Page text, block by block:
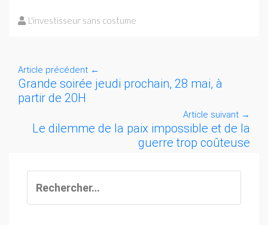
L'investisseur sans costume
Article précédent ←
Grande soirée jeudi prochain, 28 mai, à
partir de 20H
Article suivant →
Le dilemme de la paix impossible et de la
guerre trop coûteuse